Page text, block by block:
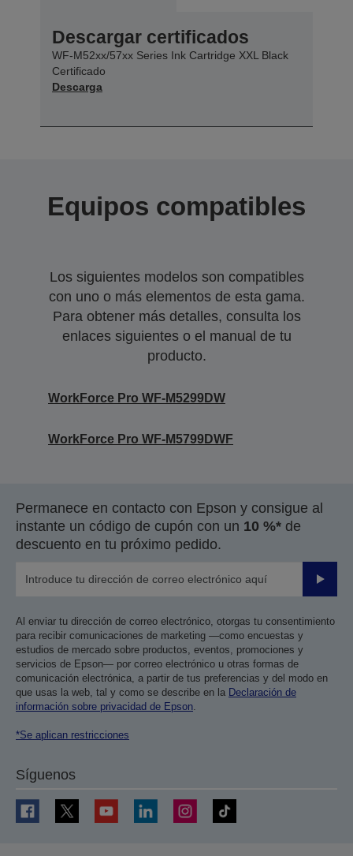
Descargar certificados
WF-M52xx/57xx Series Ink Cartridge XXL Black
Certificado
Descarga
Equipos compatibles
Los siguientes modelos son compatibles
con uno o más elementos de esta gama.
Para obtener más detalles, consulta los
enlaces siguientes o el manual de tu
producto.
WorkForce Pro WF-M5299DW
WorkForce Pro WF-M5799DWF
Permanece en contacto con Epson y consigue al
instante un código de cupón con un 10 %* de
descuento en tu próximo pedido.
Enviar
Al enviar tu dirección de correo electrónico, otorgas tu consentimiento
para recibir comunicaciones de marketing —como encuestas y
estudios de mercado sobre productos, eventos, promociones y
servicios de Epson— por correo electrónico u otras formas de
comunicación electrónica, a partir de tus preferencias y del modo en
que usas la web, tal y como se describe en la Declaración de
información sobre privacidad de Epson.
*Se aplican restricciones
Síguenos